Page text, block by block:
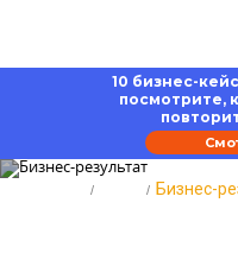
10 бизнес-
посмотрите,
Бизнес-